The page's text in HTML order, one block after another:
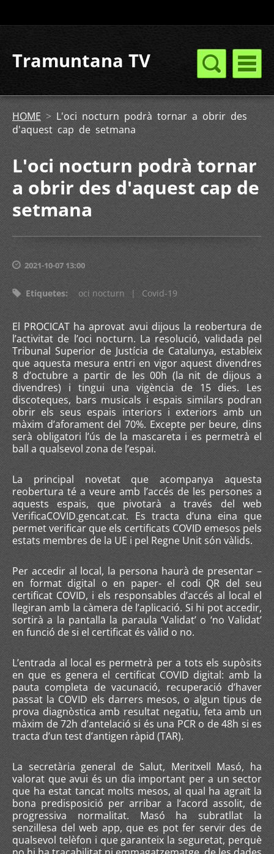
Tramuntana TV
HOME > L'oci nocturn podrà tornar a obrir des
d'aquest cap de setmana
L'oci nocturn podrà tornar
a obrir des d'aquest cap de
setmana
2021-10-07 13:00
Etiquetes: oci nocturn | Covid-19
El PROCICAT ha aprovat avui dijous la reobertura de
l’activitat de l’oci nocturn. La resolució, validada pel
Tribunal Superior de Justícia de Catalunya, estableix
que aquesta mesura entri en vigor aquest divendres
8 d’octubre a partir de les 00h (la nit de dijous a
divendres) i tingui una vigència de 15 dies. Les
discoteques, bars musicals i espais similars podran
obrir els seus espais interiors i exteriors amb un
màxim d’aforament del 70%. Excepte per beure, dins
serà obligatori l’ús de la mascareta i es permetrà el
ball a qualsevol zona de l’espai.
La principal novetat que acompanya aquesta
reobertura té a veure amb l’accés de les persones a
aquests espais, que pivotarà a través del web
VerificaCOVID.gencat.cat. Es tracta d’una eina que
permet verificar que els certificats COVID emesos pels
estats membres de la UE i pel Regne Unit són vàlids.
Per accedir al local, la persona haurà de presentar –
en format digital o en paper- el codi QR del seu
certificat COVID, i els responsables d’accés al local el
llegiran amb la càmera de l’aplicació. Si hi pot accedir,
sortirà a la pantalla la paraula ‘Validat’ o ‘no Validat’
en funció de si el certificat és vàlid o no.
L’entrada al local es permetrà per a tots els supòsits
en que es genera el certificat COVID digital: amb la
pauta completa de vacunació, recuperació d’haver
passat la COVID els darrers mesos, o algun tipus de
prova diagnòstica amb resultat negatiu, feta amb un
màxim de 72h d’antelació si és una PCR o de 48h si es
tracta d’un test d’antigen ràpid (TAR).
La secretària general de Salut, Meritxell Masó, ha
valorat que avui és un dia important per a un sector
que ha estat tancat molts mesos, al qual ha agraït la
bona predisposició per arribar a l’acord assolit, de
progressiva normalitat. Masó ha subratllat la
senzillesa del web app, que es pot fer servir des de
qualsevol telèfon i que garanteix la seguretat, perquè